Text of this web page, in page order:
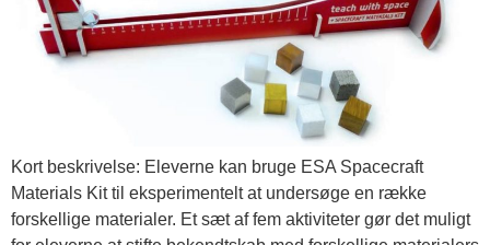
Kort beskrivelse: Eleverne kan bruge ESA Spacecraft
Materials Kit til eksperimentelt at undersøge en række
forskellige materialer. Et sæt af fem aktiviteter gør det muligt